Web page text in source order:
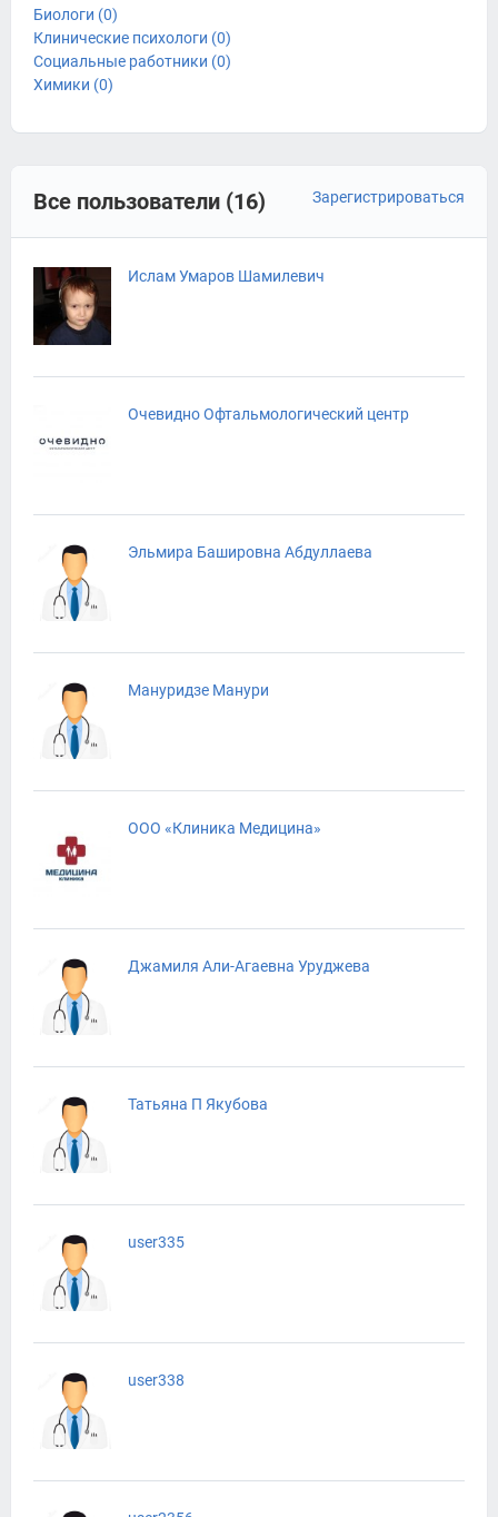
Биологи (0)
Клинические психологи (0)
Социальные работники (0)
Химики (0)
Все пользователи (16) Зарегистрироваться
Ислам Умаров Шамилевич
Очевидно Офтальмологический центр
Эльмира Башировна Абдуллаева
Мануридзе Манури
ООО «Клиника Медицина»
Джамиля Али-Агаевна Уруджева
Татьяна П Якубова
user335
user338